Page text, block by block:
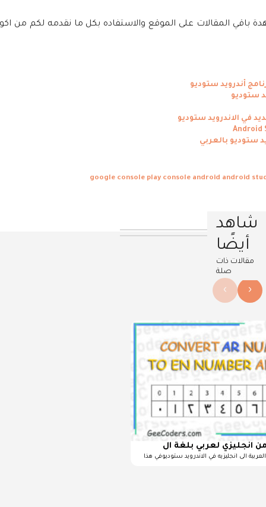
باقي المقالات على الموقع والاستفاده بكل ما نقدمه لكم من
في الاندرويد ستوديو
google console play console android android
شاهد
أيضًا
مقالات ذات
صلة
‹
›
الى انجليزيه في الاندرويد ستوديوفي هذا